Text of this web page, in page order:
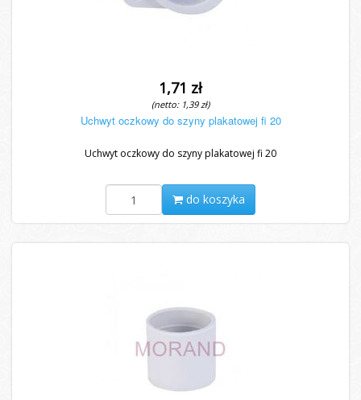
1,71 zł
(netto: 1,39 zł)
Uchwyt oczkowy do szyny plakatowej fi 20
Uchwyt oczkowy do szyny plakatowej fi 20
do koszyka